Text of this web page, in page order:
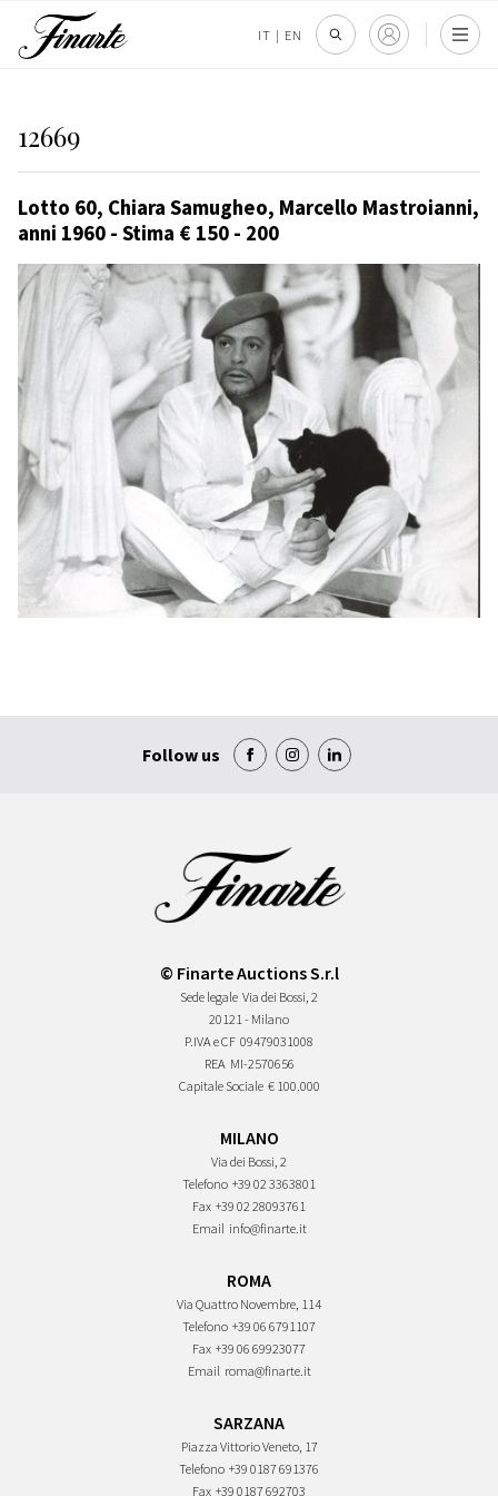
IT | EN
12669
Lotto 60, Chiara Samugheo, Marcello Mastroianni,
anni 1960 - Stima € 150 - 200
Follow us
© Finarte Auctions S.r.l
Sede legale Via dei Bossi, 2
20121 - Milano
P.IVA e CF 09479031008
REA MI-2570656
Capitale Sociale € 100.000
MILANO
Via dei Bossi, 2
Telefono +39 02 3363801
Fax +39 02 28093761
Email info@finarte.it
ROMA
Via Quattro Novembre, 114
Telefono +39 06 6791107
Fax +39 06 69923077
Email roma@finarte.it
SARZANA
Piazza Vittorio Veneto, 17
Telefono +39 0187 691376
Fax +39 0187 692703